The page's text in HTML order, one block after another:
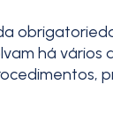
há